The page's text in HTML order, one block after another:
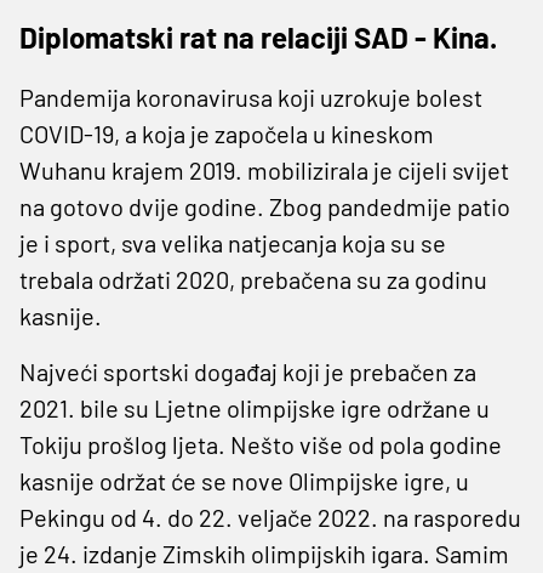
Diplomatski rat na relaciji SAD - Kina.
Pandemija koronavirusa koji uzrokuje bolest
COVID-19, a koja je započela u kineskom
Wuhanu krajem 2019. mobilizirala je cijeli svijet
na gotovo dvije godine. Zbog pandedmije patio
je i sport, sva velika natjecanja koja su se
trebala održati 2020, prebačena su za godinu
kasnije.
Najveći sportski događaj koji je prebačen za
2021. bile su Ljetne olimpijske igre održane u
Tokiju prošlog ljeta. Nešto više od pola godine
kasnije održat će se nove Olimpijske igre, u
Pekingu od 4. do 22. veljače 2022. na rasporedu
je 24. izdanje Zimskih olimpijskih igara. Samim